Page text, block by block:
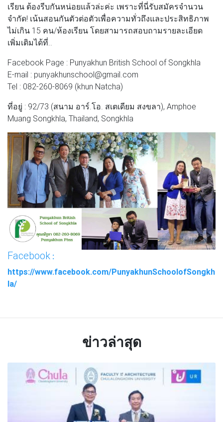
เรียน ต้องรีบกันหน่อยแล้วล่ะค่ะ เพราะที่นี่รับสมัครจำนวน
จำกัด! เน้นสอนกันตัวต่อตัวเพื่อความทั่วถึงและประสิทธิภาพ
ไม่เกิน 15 คน/ห้องเรียน โดยสามารถสอบถามรายละเอียด
เพิ่มเติมได้ที่..
Facebook Page : Punyakhun British School of Songkhla
E-mail : punyakhunschool@gmail.com
Tel : 082-260-8069 (khun Natcha)
ที่อยู่ : 92/73 (สนาม อาร์.โอ. สเตเดียม สงขลา), Amphoe
Muang Songkhla, Thailand, Songkhla
Facebook :
https://www.facebook.com/PunyakhunSchoolofSongkh
la/
ข่าวล่าสุด